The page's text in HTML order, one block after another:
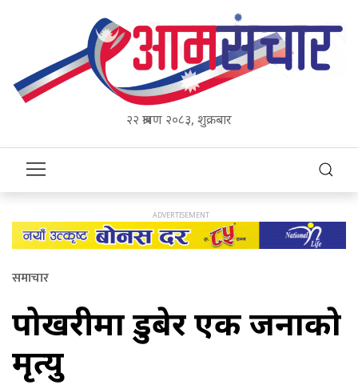
२२ श्रावण २०८३, शुक्रबार
समाचार
पोखरीमा डुबेर एक जनाकाे
मृत्यु